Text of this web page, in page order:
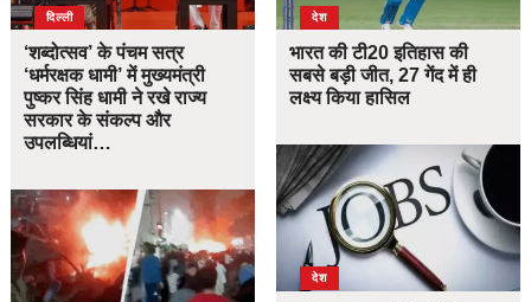
दिल्ली
‘शब्दोत्सव’ के पंचम सत्र
‘धर्मरक्षक धामी’ में मुख्यमंत्री
पुष्कर सिंह धामी ने रखे राज्य
सरकार के संकल्प और
उपलब्धियां…
देश
भारत की टी20 इतिहास की
सबसे बड़ी जीत, 27 गेंद में ही
लक्ष्य किया हासिल
देश